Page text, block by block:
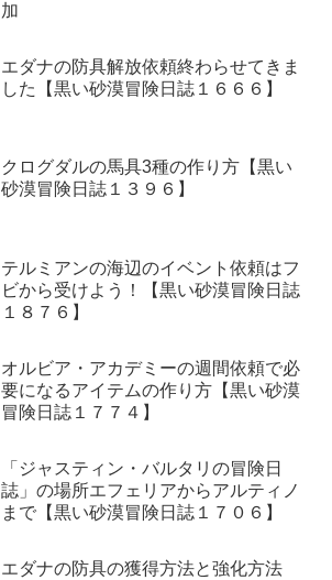
加
エダナの防具解放依頼終わらせてきま
した【黒い砂漠冒険日誌１６６６】
クログダルの馬具3種の作り方【黒い
砂漠冒険日誌１３９６】
テルミアンの海辺のイベント依頼はフ
ビから受けよう！【黒い砂漠冒険日誌
１８７６】
オルビア・アカデミーの週間依頼で必
要になるアイテムの作り方【黒い砂漠
冒険日誌１７７４】
「ジャスティン・バルタリの冒険日
誌」の場所エフェリアからアルティノ
まで【黒い砂漠冒険日誌１７０６】
エダナの防具の獲得方法と強化方法